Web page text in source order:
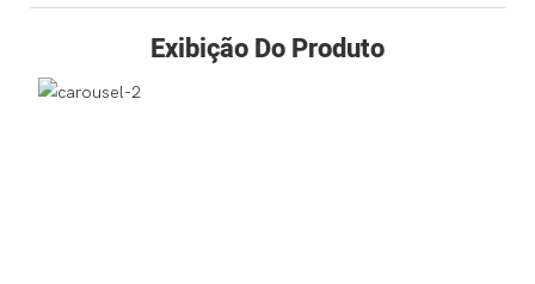
Exibição Do Produto